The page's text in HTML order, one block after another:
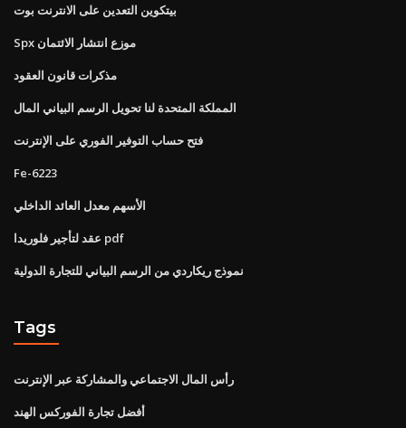
بيتكوين التعدين على الانترنت بوت
Spx موزع انتشار الائتمان
مذكرات قانون العقود
المملكة المتحدة لنا تحويل الرسم البياني المال
فتح حساب التوفير الفوري على الإنترنت
Fe-6223
الأسهم معدل العائد الداخلي
عقد لتأجير فلوريدا pdf
نموذج ريكاردي من الرسم البياني للتجارة الدولية
Tags
رأس المال الاجتماعي والمشاركة عبر الإنترنت
أفضل تجارة الفوركس الهند